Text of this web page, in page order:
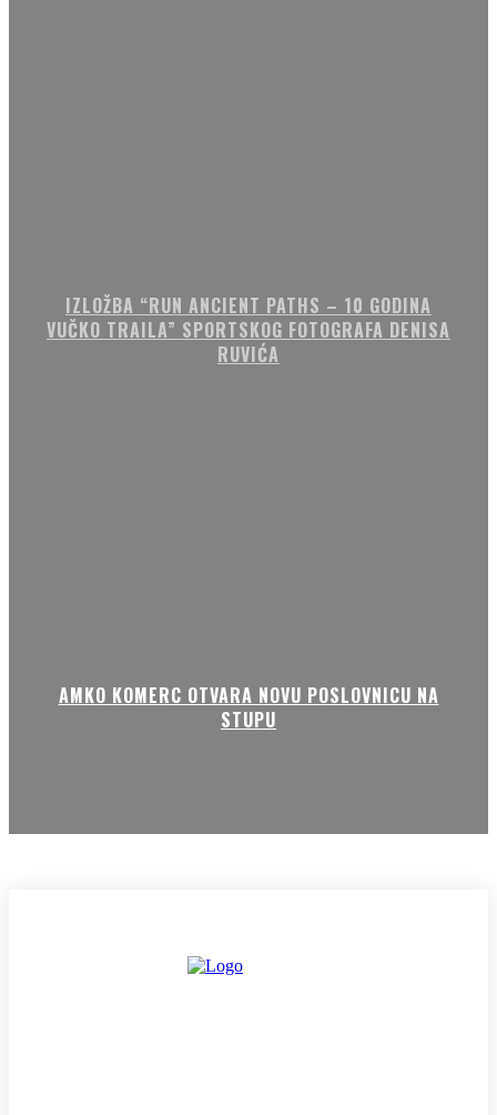
IZLOŽBA “RUN ANCIENT PATHS – 10 GODINA
VUČKO TRAILA” SPORTSKOG FOTOGRAFA DENISA
RUVIĆA
AMKO KOMERC OTVARA NOVU POSLOVNICU NA
STUPU